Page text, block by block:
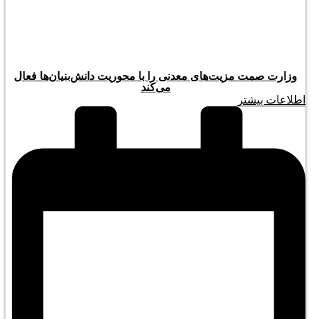
وزارت صمت مزیت‌های معدنی را با محوریت دانش‌بنیان‌ها فعال
می‌کند
اطلاعات بیشتر